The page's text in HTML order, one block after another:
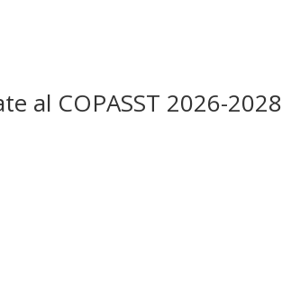
al COPASST 2026-2028